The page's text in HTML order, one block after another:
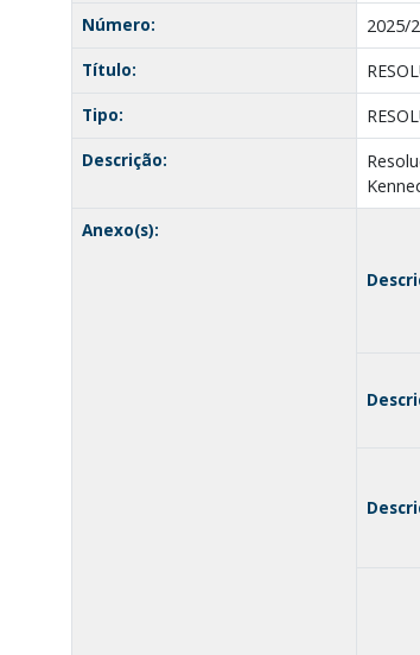
Número:
2025/
Título:
Tipo:
Descrição:
Anexo(s):